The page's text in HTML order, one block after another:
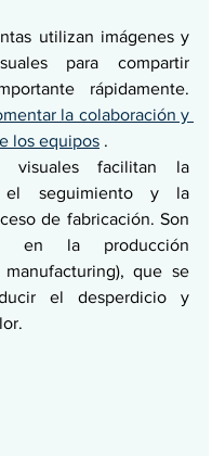
utilizan imágenes y
para compartir
rápidamente.
la colaboración y
los equipos .
visuales facilitan la
el seguimiento y la
de fabricación. Son
en la producción
que se
el desperdicio y